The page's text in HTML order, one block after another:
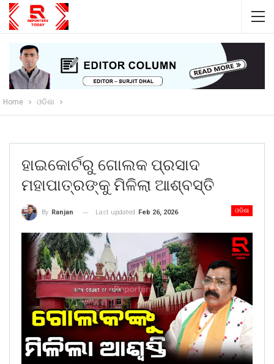
Home ଓଡିଶା
ହାଇକୋର୍ଟରୁ ଗୋଲକ ପ୍ରସାଦ
ମହାପାତ୍ରଙ୍କୁ ମିଳିଲା ଆଶ୍ବସ୍ତି
ଓଡିଶା
By Ranjan Last updated Feb 26, 2026